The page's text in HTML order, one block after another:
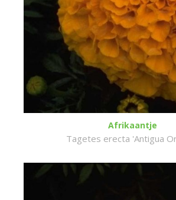
Afrikaantje
Tagetes erecta 'Antigua